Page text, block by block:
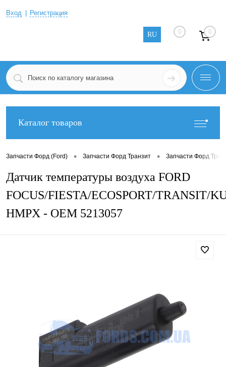
Вход Регистрация
RU 0 0
Каталог товаров
Запчасти Форд (Ford) • Запчасти Форд Транзит • Запчасти Форд
Датчик температуры воздуха FORD
FOCUS/FIESTA/ECOSPORT/TRANSIT/
HMPX - OEM 5213057